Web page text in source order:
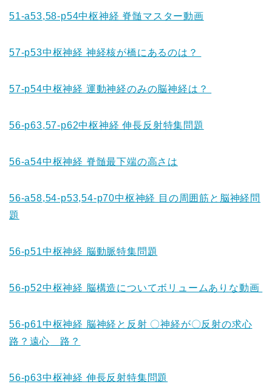
51-a53,58-p54中枢神経 脊髄マスター動画
57-p53中枢神経 神経核が橋にあるのは？
57-p54中枢神経 運動神経のみの脳神経は？
56-p63,57-p62中枢神経 伸長反射特集問題
56-a54中枢神経 脊髄最下端の高さは
56-a58,54-p53,54-p70中枢神経 目の周囲筋と脳神経問
題
56-p51中枢神経 脳動脈特集問題
56-p52中枢神経 脳構造についてボリュームありな動画
56-p61中枢神経 脳神経と反射 〇神経が〇反射の求心
路？遠心
路？
56-p63中枢神経 伸長反射特集問題